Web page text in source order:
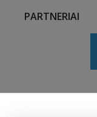
PARTNERIAI